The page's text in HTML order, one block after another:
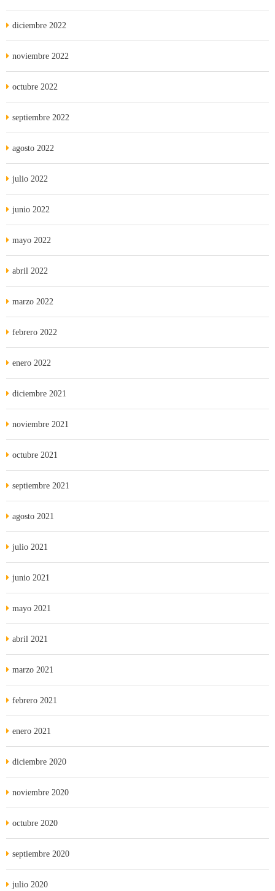
diciembre 2022
noviembre 2022
octubre 2022
septiembre 2022
agosto 2022
julio 2022
junio 2022
mayo 2022
abril 2022
marzo 2022
febrero 2022
enero 2022
diciembre 2021
noviembre 2021
octubre 2021
septiembre 2021
agosto 2021
julio 2021
junio 2021
mayo 2021
abril 2021
marzo 2021
febrero 2021
enero 2021
diciembre 2020
noviembre 2020
octubre 2020
septiembre 2020
julio 2020